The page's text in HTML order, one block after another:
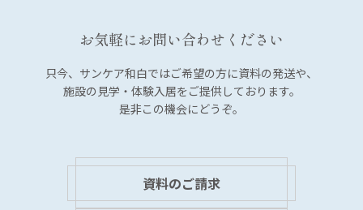
お気軽にお問い合わせください
只今、サンケア和白ではご希望の方に資料の発送や、
施設の見学・体験入居をご提供しております。
是非この機会にどうぞ。
資料のご請求